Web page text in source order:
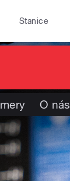
Stanice
O nás